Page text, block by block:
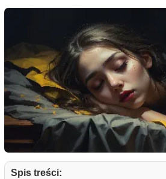
Spis treści: